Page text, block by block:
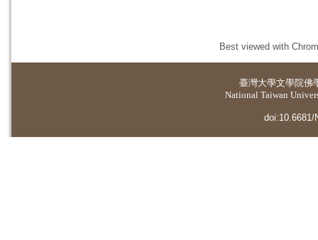
Best viewed with
臺灣大學文學院佛
National Taiwan
doi:10.6681/